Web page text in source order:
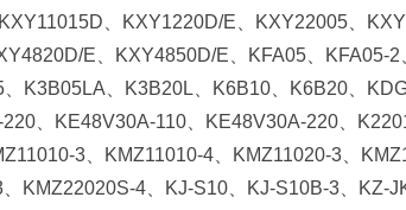
、KXY1220D/E、KXY22005、
E、KXY4850D/E、KFA05、KFA05-2
K3B05LA、K3B20L、K6B10、K6B20、
、KE48V30A-110、KE48V30A-220、
3、KMZ11010-4、KMZ11020-3、
KMZ22020S-4、KJ-S10、KJ-S10B-3、KZ-